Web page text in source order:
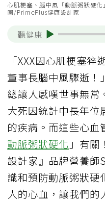
心肌梗塞、腦中風「動脈粥狀硬化
圖/PrimePlus健康設計家
聽健康
「XXX因心肌梗塞
董事長腦中風驟逝！
總讓人感嘆世事無常
大死因統計中長年位
的疾病。而這些心血
動脈粥狀硬化 」有
設計家』品牌營養師
識和預防動脈粥狀硬
人的心血，讓我們的